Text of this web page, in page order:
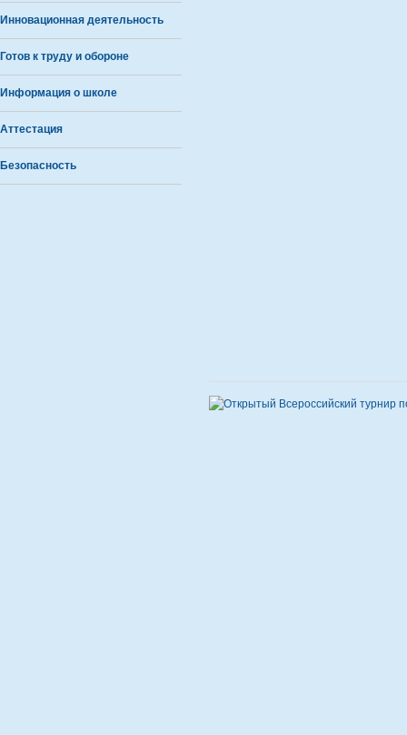
Инновационная деятельность
Готов к труду и обороне
Информация о школе
Аттестация
Безопасность